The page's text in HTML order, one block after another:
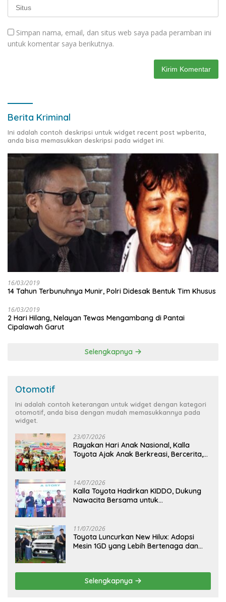
Simpan nama, email, dan situs web saya pada peramban ini
untuk komentar saya berikutnya.
Berita Kriminal
Ini adalah contoh deskripsi untuk widget recent post wpberita,
anda bisa memasukkan deskripsi pada widget ini.
16/03/2019
14 Tahun Terbunuhnya Munir, Polri Didesak Bentuk Tim Khusus
16/03/2019
2 Hari Hilang, Nelayan Tewas Mengambang di Pantai
Cipalawah Garut
Selengkapnya
Otomotif
Ini adalah contoh keterangan untuk widget dengan kategori
otomotif, anda bisa dengan mudah memasukkannya pada
widget.
23/07/2026
Rayakan Hari Anak Nasional, Kalla
Toyota Ajak Anak Berkreasi, Bercerita,
14/07/2026
Kalla Toyota Hadirkan KIDDO, Dukung
Nawacita Bersama untuk
11/07/2026
Toyota Luncurkan New Hilux: Adopsi
Mesin 1GD yang Lebih Bertenaga dan
Selengkapnya